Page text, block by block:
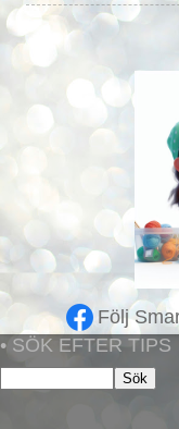
Följ
• SÖK EFTER TIPS